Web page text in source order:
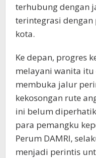
terhubung dengan
terintegrasi
kota.
Ke depan, progres
melayani wanita
membuka jalur
kekosongan rute
ini belum
para pemangku
Perum DAMRI,
menjadi perintis